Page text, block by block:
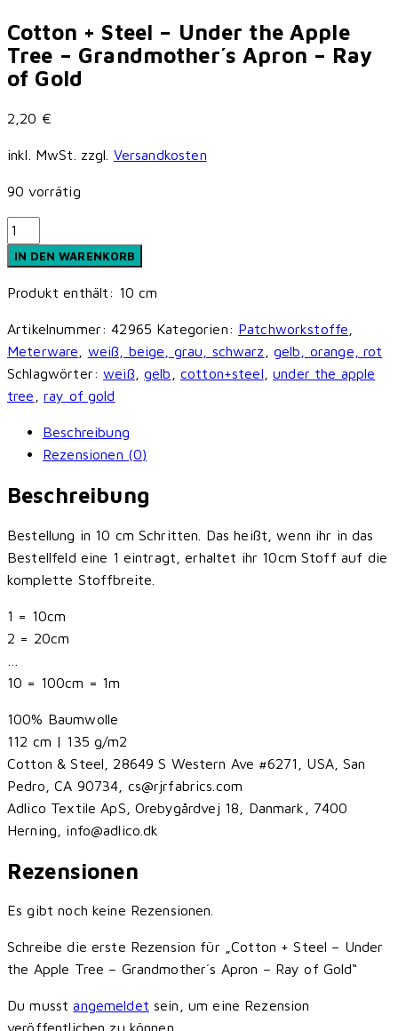
Cotton + Steel – Under the Apple
Tree – Grandmother´s Apron – Ray
of Gold
2,20 €
inkl. MwSt. zzgl. Versandkosten
90 vorrätig
Cotton
+
Steel
-
the
Apple
Tree
-
Grandmother
-
of
Gold
Menge
IN DEN WARENKORB
Produkt enthält: 10 cm
Artikelnummer:42965 Kategorien: Patchworkstoffe
Meterware
weiß, beige, grau, schwarz
gelb, orange, rot
Schlagwörter:weiß ,gelb cotton+steel ,under the apple
tree
ray of gold
Beschreibung
Rezensionen (0)
Beschreibung
Bestellung in 10 cm Schritten. Das heißt, wenn ihr in das
Bestellfeld eine 1 eintragt, erhaltet ihr 10cm Stoff auf die
komplette Stoffbreite.
1 = 10cm
2 = 20cm
10 = 100cm = 1m
100% Baumwolle
112 cm | 135 g/m2
Cotton & Steel, 28649 S Western Ave #6271, USA, San
Pedro, CA 90734, cs@rjrfabrics.com
Adlico Textile ApS, Orebygårdvej 18, Danmark, 7400
Herning, info@adlico.dk
Rezensionen
Es gibt noch keine Rezensionen.
Schreibe die erste Rezension für „Cotton + Steel – Under
the Apple Tree – Grandmother´s Apron – Ray of Gold“
Du musstangemeldet sein, um eine Rezension